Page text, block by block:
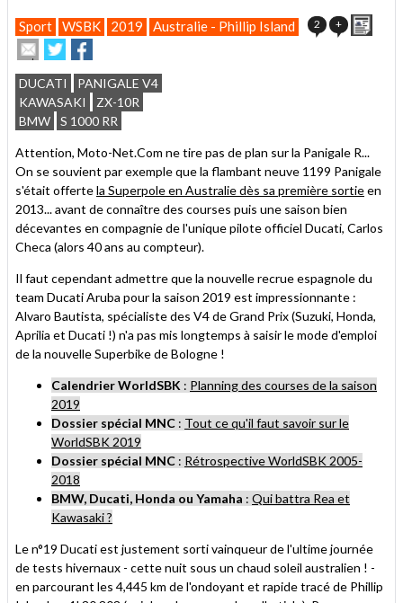
Sport WSBK 2019 Australie - Phillip Island 2 +
Envoyer
cet
article
à
un
ami
Partager
sur
Twitter
sur
Facebook
DUCATI
PANIGALE V4
KAWASAKI
ZX-10R
BMW
S 1000 RR
Attention, Moto-Net.Com ne tire pas de plan sur la Panigale R...
On se souvient par exemple que la flambant neuve 1199 Panigale
s'était offertela Superpole en Australie dès sa première sortieen
2013... avant de connaître des courses puis une saison bien
décevantes en compagnie de l'unique pilote officiel Ducati, Carlos
Checa (alors 40 ans au compteur).
Il faut cependant admettre que la nouvelle recrue espagnole du
team Ducati Aruba pour la saison 2019 est impressionnante :
Alvaro Bautista, spécialiste des V4 de Grand Prix (Suzuki, Honda,
Aprilia et Ducati !) n'a pas mis longtemps à saisir le mode d'emploi
de la nouvelle Superbike de Bologne !
Calendrier WorldSBK : Planning des courses de la saison
2019
Dossier spécial MNC : Tout ce qu'il faut savoir sur le
WorldSBK 2019
Dossier spécial MNC : Rétrospective WorldSBK 2005-
2018
BMW, Ducati, Honda ou Yamaha : Qui battra Rea et
Kawasaki ?
Le n°19 Ducati est justement sorti vainqueur de l'ultime journée
de tests hivernaux - cette nuit sous un chaud soleil australien ! -
en parcourant les 4,445 km de l'ondoyant et rapide tracé de Phillip